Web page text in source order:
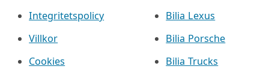
Integritetspolicy
Villkor
Cookies
Bilia Lexus
Bilia Porsche
Bilia Trucks